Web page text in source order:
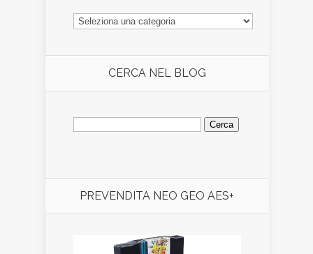
ARCHIVIO
CATEGORIE
CERCA NEL BLOG
Ricerca
per:
PREVENDITA NEO GEO AES+